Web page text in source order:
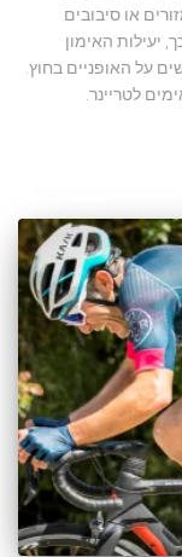
או סיבובים
יעילות האימון
על האופניים בחוץ.
לטריינר.